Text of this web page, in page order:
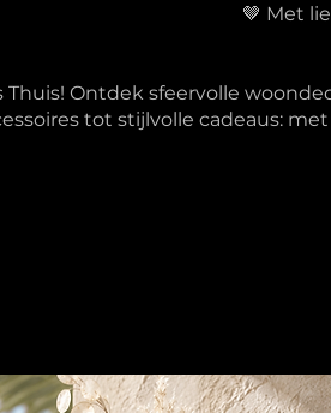
🤎 Met
Thuis! Ontdek sfeervolle
tot stijlvolle cadeaus: